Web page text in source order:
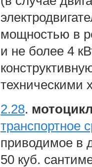
мощностью в
и не более 4
техническими
2.28.
транспортное
приводимое в
50 куб.